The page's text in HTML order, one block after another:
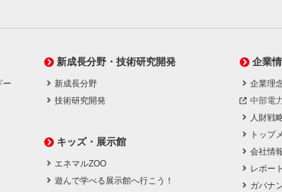
ー
新成長分野・技術研究開発
新成長分野
技術研究開発
キッズ・展示館
エネマルZOO
遊んで学べる展示館へ行こう！
企業
企業理
中部電
人財戦
トップ
会社情
レポー
ガバナ